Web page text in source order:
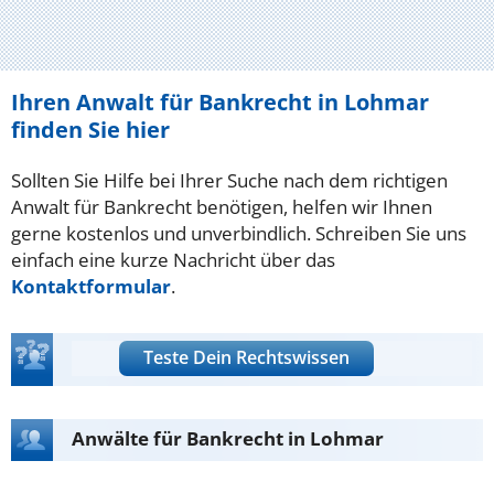
Ihren Anwalt für Bankrecht in Lohmar
finden Sie hier
Sollten Sie Hilfe bei Ihrer Suche nach dem richtigen
Anwalt für Bankrecht benötigen, helfen wir Ihnen
gerne kostenlos und unverbindlich. Schreiben Sie uns
einfach eine kurze Nachricht über das
Kontaktformular.
Teste Dein Rechtswissen
Anwälte für Bankrecht in Lohmar